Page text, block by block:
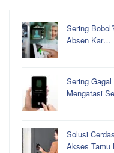
Sering
Absen Kar…
Sering
Mengatasi
Solusi
Akses